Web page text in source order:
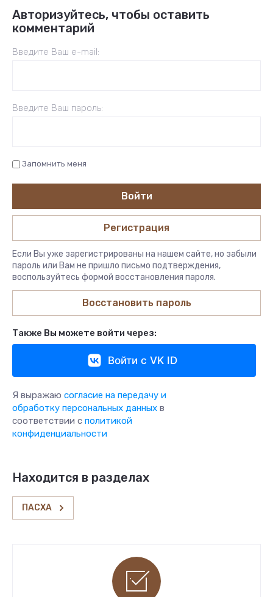
Авторизуйтесь, чтобы оставить
комментарий
Введите Ваш e-mail:
Введите Ваш пароль:
Запомнить меня
Войти
Регистрация
Если Вы уже зарегистрированы на нашем сайте, но забыли
пароль или Вам не пришло письмо подтверждения,
воспользуйтесь формой восстановления пароля.
Восстановить пароль
Также Вы можете войти через:
Войти с VK ID
Я выражаю согласие на передачу и
обработку персональных данных в
соответствии с политикой
конфиденциальности
Находится в разделах
ПАСХА